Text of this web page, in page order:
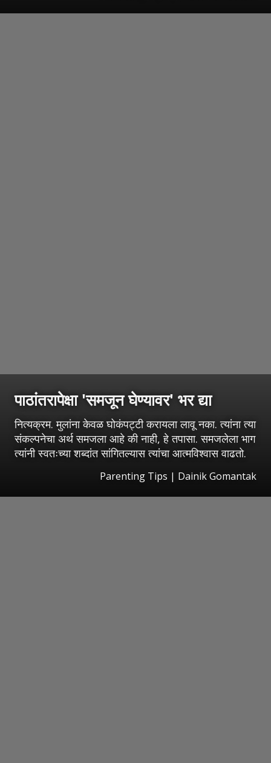
पाठांतरापेक्षा 'समजून घेण्यावर' भर द्या
नित्यक्रम. मुलांना केवळ घोकंपट्टी करायला लावू नका. त्यांना त्या
संकल्पनेचा अर्थ समजला आहे की नाही, हे तपासा. समजलेला भाग
त्यांनी स्वतःच्या शब्दांत सांगितल्यास त्यांचा आत्मविश्वास वाढतो.
Parenting Tips | Dainik Gomantak